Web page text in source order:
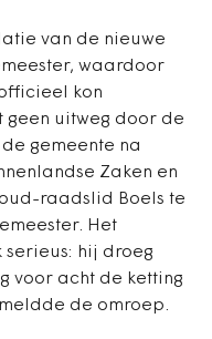
van de nieuwe
waardoor
kon
geen uitweg door de
gemeente na
Zaken en
raadslid Boels te
Het
hij droeg
voor acht de ketting
de omroep.